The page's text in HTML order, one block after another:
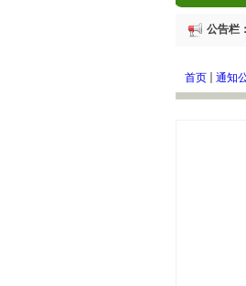
公告栏：
重磅发
书香赋
专家观
首页 通知